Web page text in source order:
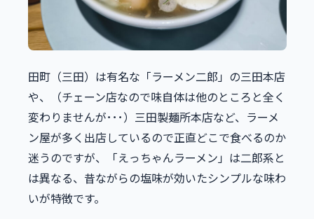
田町（三田）は有名な「ラーメン二郎」の三田本店
や、（チェーン店なので味自体は他のところと全く
変わりませんが･･･）三田製麺所本店など、ラーメ
ン屋が多く出店しているので正直どこで食べるのか
迷うのですが、「えっちゃんラーメン」は二郎系と
は異なる、昔ながらの塩味が効いたシンプルな味わ
いが特徴です。